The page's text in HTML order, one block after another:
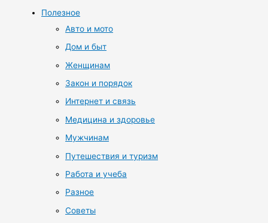
Полезное
Авто и мото
Дом и быт
Женщинам
Закон и порядок
Интернет и связь
Медицина и здоровье
Мужчинам
Путешествия и туризм
Работа и учеба
Разное
Советы